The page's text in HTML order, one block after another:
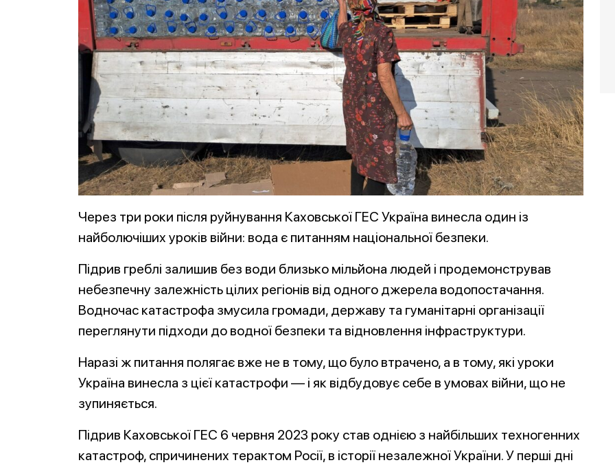
Через три роки після руйнування Каховської ГЕС Україна винесла один із
найболючіших уроків війни: вода є питанням національної безпеки.
Підрив греблі залишив без води близько мільйона людей і продемонстрував
небезпечну залежність цілих регіонів від одного джерела водопостачання.
Водночас катастрофа змусила громади, державу та гуманітарні організації
переглянути підходи до водної безпеки та відновлення інфраструктури.
Наразі ж питання полягає вже не в тому, що було втрачено, а в тому, які уроки
Україна винесла з цієї катастрофи — і як відбудовує себе в умовах війни, що не
зупиняється.
Підрив Каховської ГЕС 6 червня 2023 року став однією з найбільших техногенних
катастроф, спричинених терактом Росії, в історії незалежної України. У перші дні